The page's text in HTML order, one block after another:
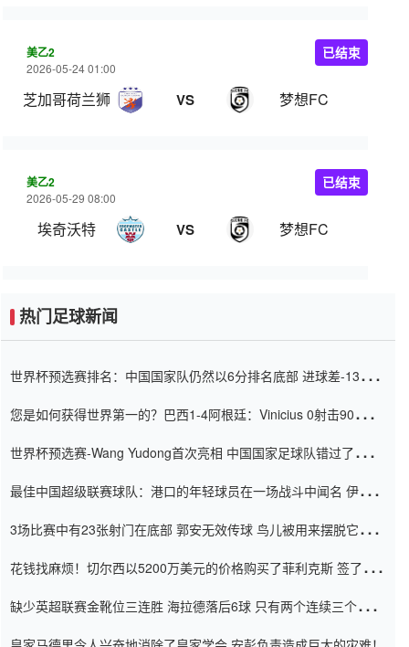
美乙2
2026-05-24 01:00
芝加哥荷兰狮 VS 梦想FC
已结束
美乙2
2026-05-29 08:00
埃奇沃特 VS 梦想FC
已结束
热门足球新闻
世界杯预选赛排名：中国国家队仍然以6分排名底部 进球差-13令人
您是如何获得世界第一的？巴西1-4阿根廷：Vinicius 0射击90分钟
世界杯预选赛-Wang Yudong首次亮相 中国国家足球队错过了世界
最佳中国超级联赛球队：港口的年轻球员在一场战斗中闻名 伊万放
3场比赛中有23张射门在底部 郭安无效传球 鸟儿被用来摆脱它
花钱找麻烦！切尔西以5200万美元的价格购买了菲利克斯 签了7年
缺少英超联赛金靴位三连胜 海拉德落后6球 只有两个连续三个连续